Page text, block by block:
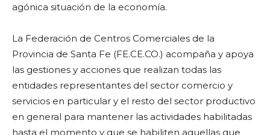
agónica situación de la economía.
La Federación de Centros Comerciales de la
Provincia de Santa Fe (FE.CE.CO.) acompaña y apoya
las gestiones y acciones que realizan todas las
entidades representantes del sector comercio y
servicios en particular y el resto del sector productivo
en general para mantener las actividades habilitadas
hasta el momento y que se habiliten aquellas que